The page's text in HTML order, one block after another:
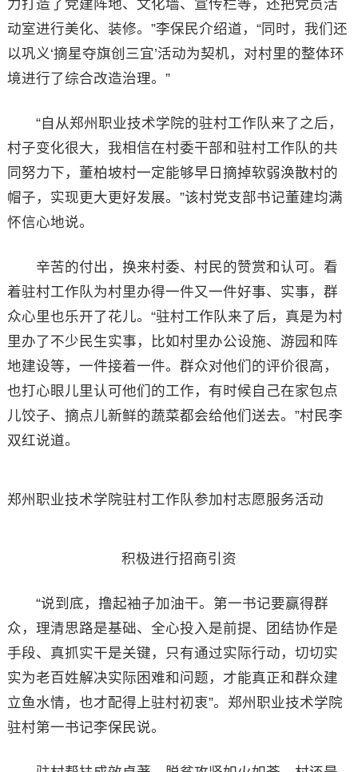
力打造了党建阵地、文化墙、宣传栏等，还把党员活
动室进行美化、装修。”李保民介绍道，“同时，我们还
以巩义‘摘星夺旗创三宜’活动为契机，对村里的整体环
境进行了综合改造治理。”
“自从郑州职业技术学院的驻村工作队来了之后，
村子变化很大，我相信在村委干部和驻村工作队的共
同努力下，董柏坡村一定能够早日摘掉软弱涣散村的
帽子，实现更大更好发展。”该村党支部书记董建均满
怀信心地说。
辛苦的付出，换来村委、村民的赞赏和认可。看
着驻村工作队为村里办得一件又一件好事、实事，群
众心里也乐开了花儿。“驻村工作队来了后，真是为村
里办了不少民生实事，比如村里办公设施、游园和阵
地建设等，一件接着一件。群众对他们的评价很高，
也打心眼儿里认可他们的工作，有时候自己在家包点
儿饺子、摘点儿新鲜的蔬菜都会给他们送去。”村民李
双红说道。
郑州职业技术学院驻村工作队参加村志愿服务活动
积极进行招商引资
“说到底，撸起袖子加油干。第一书记要赢得群
众，理清思路是基础、全心投入是前提、团结协作是
手段、真抓实干是关键，只有通过实际行动，切切实
实为老百姓解决实际困难和问题，才能真正和群众建
立鱼水情，也才配得上驻村初衷”。郑州职业技术学院
驻村第一书记李保民说。